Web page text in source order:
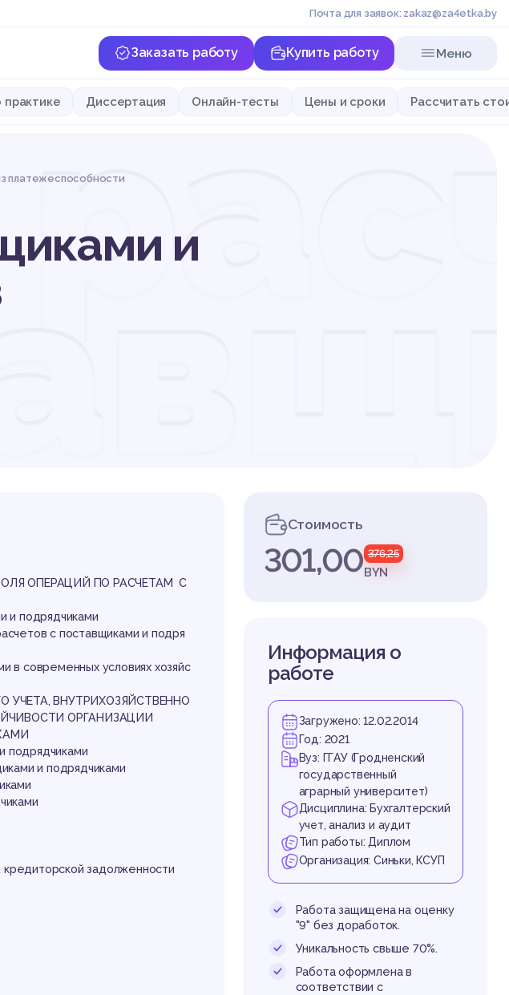
Почта для заявок: zakaz@za4etka.by
Заказать работу Купить работу Меню
Диссертация Онлайн-тесты Цены и сроки Рассчитать
платежеспособности
и
ОПЕРАЦИЙ ПО РАСЧЕТАМ С
и подрядчиками
с поставщиками и подря
в современных условиях хозяйс
УЧЕТА, ВНУТРИХОЗЯЙСТВЕННО
ОРГАНИЗАЦИИ
подрядчиками
и подрядчиками
задолженности
Стоимость
301,00 376,25
BYN
Информация о
работе
Загружено: 12.02.2014
Год: 2021
Вуз: ГГАУ (Гродненский
государственный
аграрный университет)
Дисциплина: Бухгалтерский
учет, анализ и аудит
Тип работы: Диплом
Организация: Синьки, КСУП
Работа защищена на оценку
"9" без доработок.
Уникальность свыше 70%.
Работа оформлена в
соответствии с